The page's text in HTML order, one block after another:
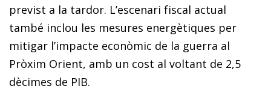
previst a la tardor. L’escenari fiscal actual
també inclou les mesures energètiques per
mitigar l’impacte econòmic de la guerra al
Pròxim Orient, amb un cost al voltant de 2,5
dècimes de PIB.